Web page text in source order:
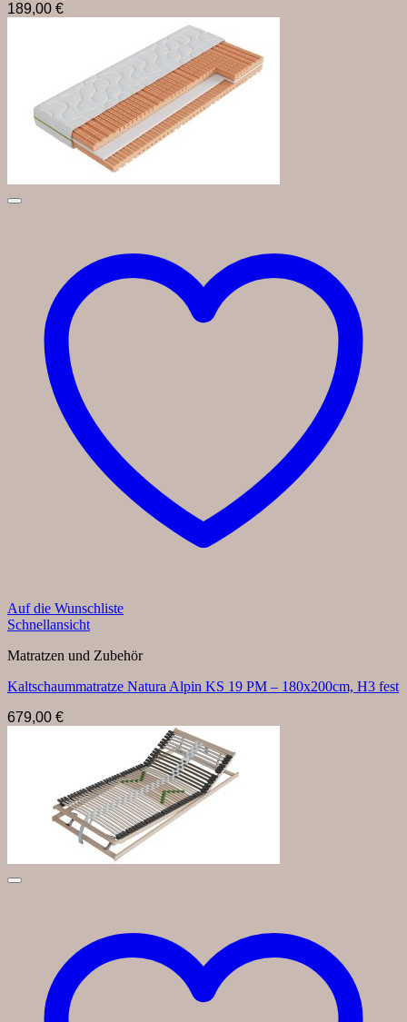
189,00 €
Auf die Wunschliste
Schnellansicht
Matratzen und Zubehör
Kaltschaummatratze Natura Alpin KS 19 PM – 180x200cm, H3 fest
679,00 €